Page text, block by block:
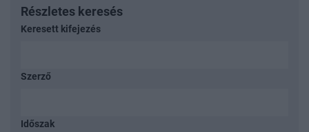
jövőben. Az új típusú gáz szabályozásának előkészítésén
már lázasan dolgoznak Brüsszelben, melyet
Magyarországnak nagyon komolyan kellene vennie, és
olyan távoli jövő kapcsán.
Részletes keresés
Keresett kifejezés
Szerző
Időszak